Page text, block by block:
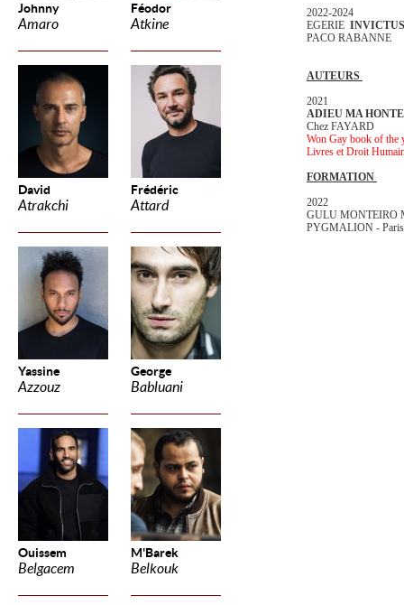
Johnny
Amaro
Féodor
Atkine
David
Atrakchi
Frédéric
Attard
Yassine
Azzouz
George
Babluani
Ouissem
Belgacem
M'Barek
Belkouk
2022-2024
EGERIE
PACO RABANNE
AUTEURS
2021
ADIEU MA HONTE
Chez FAYARD
Won Gay book of the
Livres et Droit
FORMATION
2022
GULU MONTEIRO
PYGMALION -